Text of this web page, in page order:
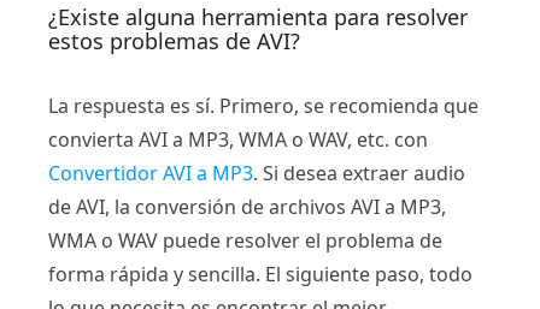
¿Existe alguna herramienta para resolver
estos problemas de AVI?
La respuesta es sí. Primero, se recomienda que
convierta AVI a MP3, WMA o WAV, etc. con
Convertidor AVI a MP3. Si desea extraer audio
de AVI, la conversión de archivos AVI a MP3,
WMA o WAV puede resolver el problema de
forma rápida y sencilla. El siguiente paso, todo